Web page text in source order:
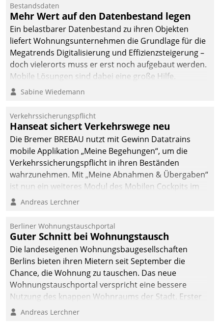
Datatrain. Die meravis
Wohnungsbau- und
Immobilien GmbH hat
sich dabei für den Betrieb
der Lösung über die SAP
Cloud Platform
entschieden - als erstes
Unternehmen am
Bestandsdaten
Mehr Wert auf den Datenbestand legen
Ein belastbarer Datenbestand zu ihren Objekten
liefert Wohnungsunternehmen die Grundlage für die
Megatrends Digitalisierung und Effizienzsteigerung –
doch vielerorts muss er erst noch aufgebaut werden.
Mobile Lösungen sind dabei eine große Hilfe.
Sabine Wiedemann
Verkehrssicherungspflicht
Hanseat sichert Verkehrswege neu
Die Bremer BREBAU nutzt mit Gewinn Datatrains
mobile Applikation „Meine Begehungen“, um die
Verkehrssicherungspflicht in ihren Beständen
wahrzunehmen. Mit „Meine Abnahmen & Übergaben“
ist nun ein weiteres Modul des Mobilen Cockpits im
Einsatz.
Andreas Lerchner
Berliner Wohnungstauschportal
Guter Schnitt bei Wohnungstausch
Die landeseigenen Wohnungsbaugesellschaften
Berlins bieten ihren Mietern seit September die
Chance, die Wohnung zu tauschen. Das neue
Wohnungstauschportal verspricht eine bessere
Nutzung des knappen Wohnraums der Stadt. Erster
Anwendungsfall für Datatrains Lösung API-Hub mit
Andreas Lerchner